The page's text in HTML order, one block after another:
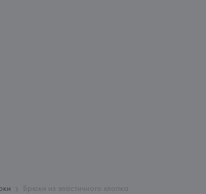
Брюки из эластичного хлопка